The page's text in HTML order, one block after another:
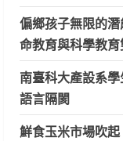
偏鄉孩子無限的
命教育與科學教
南臺科大產設系
語言隔閡
鮮食玉米市場吹